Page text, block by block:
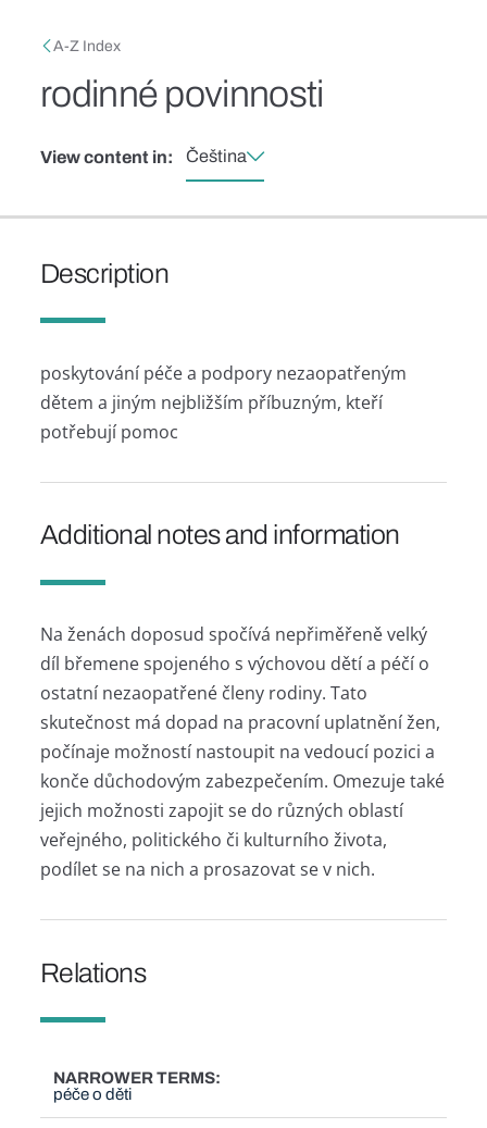
Breadcrumb
A-Z Index
rodinné povinnosti
View content in: Čeština
Description
poskytování péče a podpory nezaopatřeným
dětem a jiným nejbližším příbuzným, kteří
potřebují pomoc
Additional notes and information
Na ženách doposud spočívá nepřiměřeně velký
díl břemene spojeného s výchovou dětí a péčí o
ostatní nezaopatřené členy rodiny. Tato
skutečnost má dopad na pracovní uplatnění žen,
počínaje možností nastoupit na vedoucí pozici a
konče důchodovým zabezpečením. Omezuje také
jejich možnosti zapojit se do různých oblastí
veřejného, politického či kulturního života,
podílet se na nich a prosazovat se v nich.
Relations
NARROWER TERMS
péče o děti